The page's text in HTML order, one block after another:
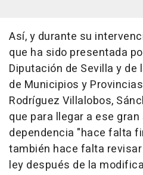
Así, y durante su
que ha sido presentada
Diputación de Sevilla y de
de Municipios y
Rodríguez Villalobos,
que para llegar a ese
dependencia "hace falta
también hace falta
ley después de la